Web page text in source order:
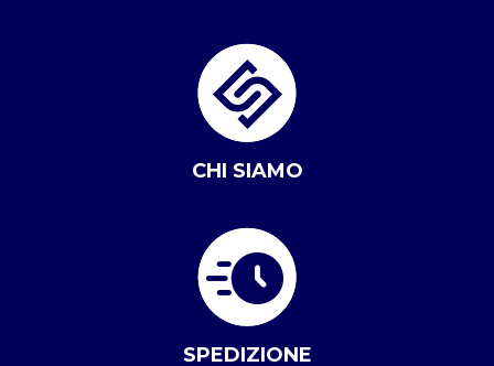
CHI SIAMO
SPEDIZIONE